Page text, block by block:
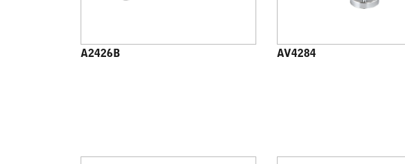
A2426B AV4284